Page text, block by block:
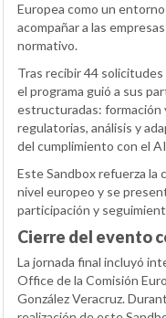
Europea como un
acompañar a las
normativo.
Tras recibir 44
el programa guió a sus
estructuradas: formación
regulatorias, análisis y
del cumplimiento con el
Este Sandbox refuerza la
nivel europeo y se
participación y
Cierre del evento
La jornada final incluyó
Office de la Comisión
González Veracruz.